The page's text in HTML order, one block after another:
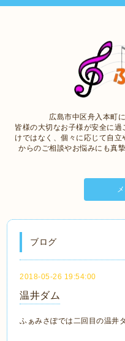
広島市中区舟入本町
皆様の大切なお子様が安全に
けではなく、個々に応じて自
からのご相談やお悩みにも真
ブログ
2018-05-26 19:54:00
温井ダム
ふぁみさぽでは二回目の温井